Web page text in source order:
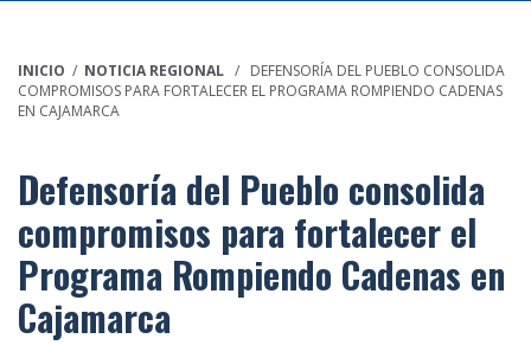
INICIO / NOTICIA REGIONAL / DEFENSORÍA DEL PUEBLO CONSOLIDA
COMPROMISOS PARA FORTALECER EL PROGRAMA ROMPIENDO CADENAS
EN CAJAMARCA
Defensoría del Pueblo consolida
compromisos para fortalecer el
Programa Rompiendo Cadenas en
Cajamarca